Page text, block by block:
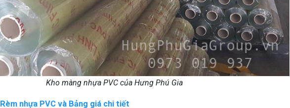
Kho màng nhựa PVC của Hưng Phú Gia
Rèm nhựa PVC và Bảng giá chi tiết